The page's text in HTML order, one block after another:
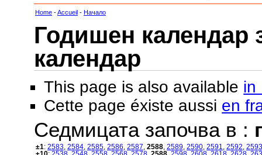
Home -Accueil - Начало
Годишен календар
календар
This page is also available in
Cette page éxiste aussi en
Седмицата започва в :
±1: 2583 2584 2585 2586 2587 2588 2589 2590 2591 2592 2593